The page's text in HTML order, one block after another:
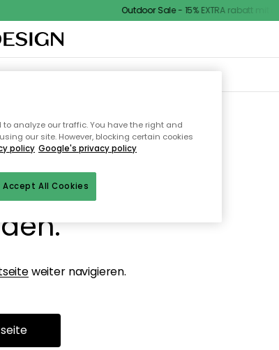
Outdoor Sale - 15% EXTRA rabatt mit code
KÜCHEAUFBEWAHRUNGOUTDOOR-MÖBEL
wurde nicht
weiter navigieren.
analyze our traffic. You have the right and
our site. However, blocking certain cookies
policy Google's privacy policy
Accept All Cookies